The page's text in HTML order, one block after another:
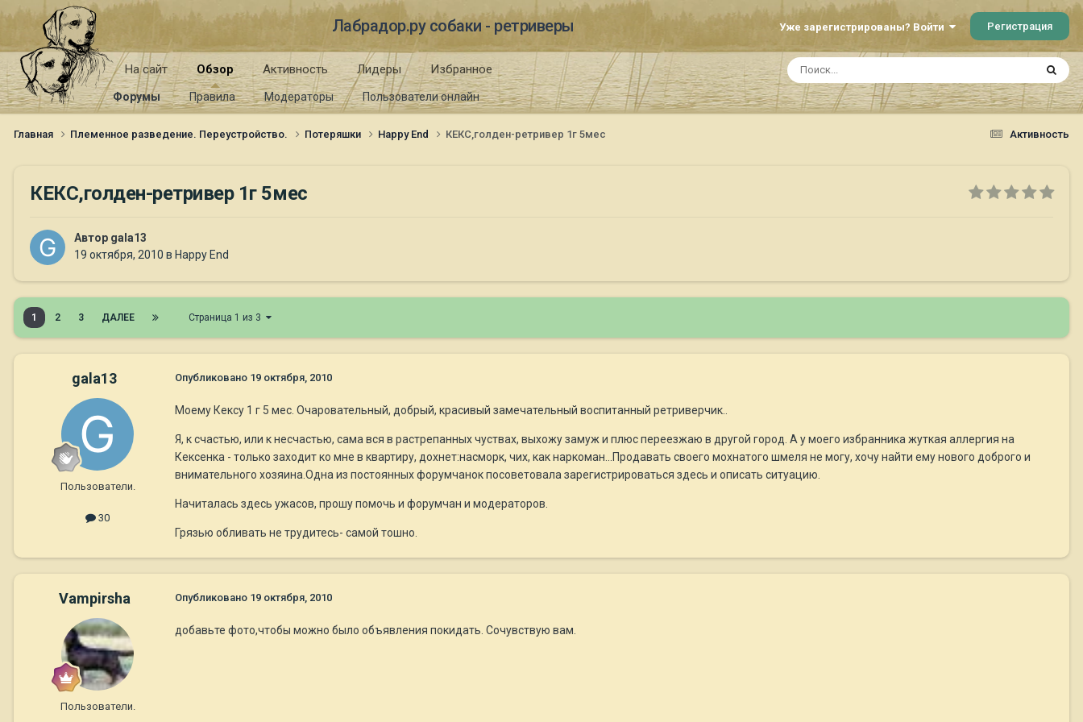
Лабрадор.ру собаки - ретриверы Уже зарегистрированы? Войти Регистрация
На сайт Обзор
Форумы Правила Модераторы Пользователи онлайн
Активность Лидеры Избранное
Активность
Главная Племенное разведение. Переустройство. Потеряшки Happy End КЕКС,голден-ретривер 1г 5мес
КЕКС,голден-ретривер 1г 5мес
Автор gala13
19 октября, 2010 в Happy End
1 2 3 ДАЛЕЕ Страница 1 из 3
gala13
Пользователи.
30
Опубликовано 19 октября, 2010
Моему Кексу 1 г 5 мес. Очаровательный, добрый, красивый замечательный воспитанный ретриверчик..
Я, к счастью, или к несчастью, сама вся в растрепанных чуствах, выхожу замуж и плюс переезжаю в другой город. А у моего избранника жуткая аллергия на
Кексенка - только заходит ко мне в квартиру, дохнет:насморк, чих, как наркоман...Продавать своего мохнатого шмеля не могу, хочу найти ему нового доброго и
внимательного хозяина.Одна из постоянных форумчанок посоветовала зарегистрироваться здесь и описать ситуацию.
Начиталась здесь ужасов, прошу помочь и форумчан и модераторов.
Грязью обливать не трудитесь- самой тошно.
Vampirsha
Пользователи.
Опубликовано 19 октября, 2010
добавьте фото,чтобы можно было объявления покидать. Сочувствую вам.